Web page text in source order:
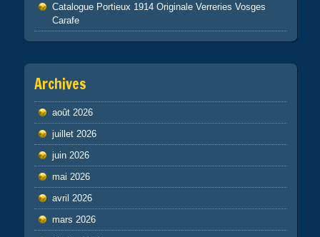
Catalogue Portieux 1914 Originale Verreries Vosges
Carafe
Archives
août 2026
juillet 2026
juin 2026
mai 2026
avril 2026
mars 2026